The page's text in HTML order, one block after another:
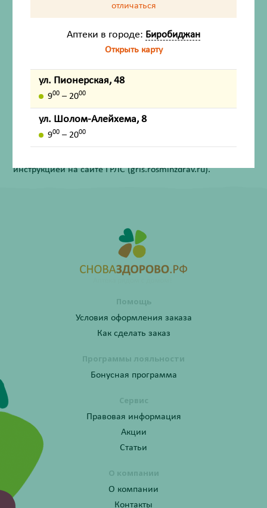
Внешний вид товара, упаковки, может отличаться от
Имеются противопоказания. Перед применением
инструкцией на сайте ГРЛС (grls.rosminzdrav.ru).
Помощь
Условия оформления заказа
Как сделать заказ
Программы лояльности
Бонусная программа
Сервис
Правовая информация
Акции
Статьи
О компании
О компании
Контакты
отличаться
Аптеки в городе: Биробиджан
Открыть карту
ул. Пионерская, 48
900 – 2000
ул. Шолом-Алейхема, 8
900 – 2000